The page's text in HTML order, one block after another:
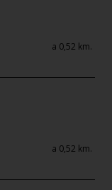
a 0,52 km.
a 0,52 km.